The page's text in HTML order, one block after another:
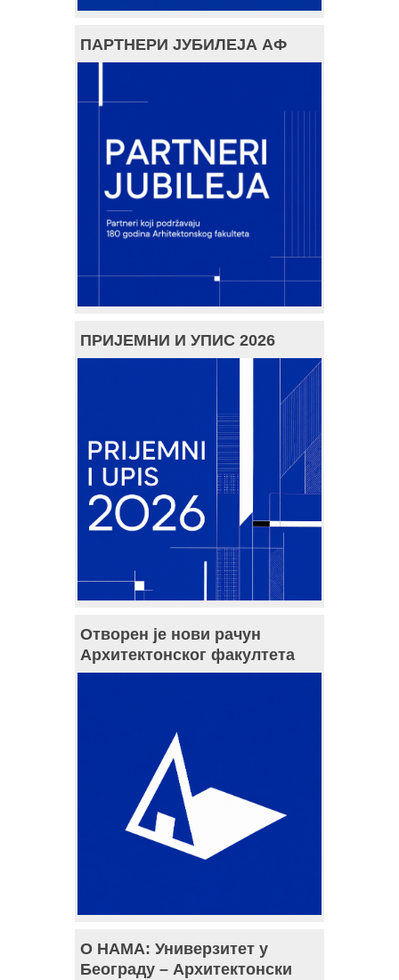
ПАРТНЕРИ ЈУБИЛЕЈА АФ
ПРИЈЕМНИ И УПИС 2026
Отворен је нови рачун
Архитектонског факултета
О НАМА: Универзитет у
Београду – Архитектонски